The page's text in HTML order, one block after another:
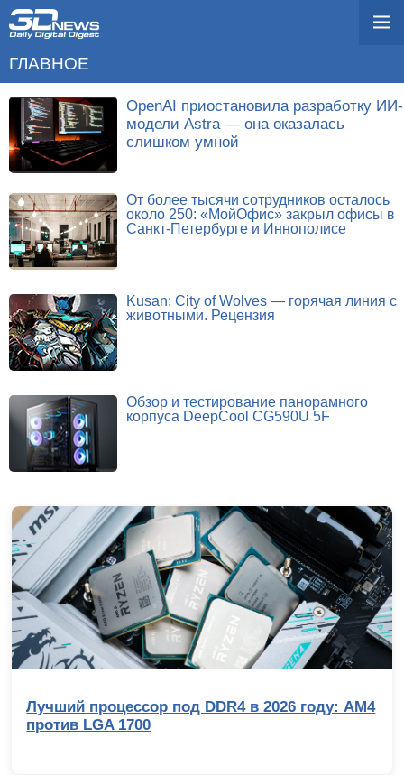
ГЛАВНОЕ
OpenAI приостановила разработку ИИ-
модели Astra — она оказалась
слишком умной
От более тысячи сотрудников осталось
около 250: «МойОфис» закрыл офисы в
Санкт-Петербурге и Иннополисе
Kusan: City of Wolves — горячая линия с
животными. Рецензия
Обзор и тестирование панорамного
корпуса DeepCool CG590U 5F
Лучший процессор под DDR4 в 2026 году: AM4
против LGA 1700